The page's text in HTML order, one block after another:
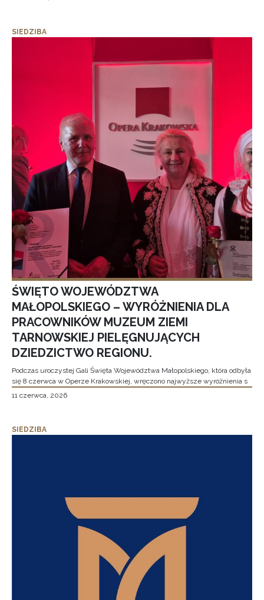
SIEDZIBA
ŚWIĘTO WOJEWÓDZTWA
MAŁOPOLSKIEGO – WYRÓŻNIENIA DLA
PRACOWNIKÓW MUZEUM ZIEMI
TARNOWSKIEJ PIELĘGNUJĄCYCH
DZIEDZICTWO REGIONU.
Podczas uroczystej Gali Święta Województwa Małopolskiego, która odbyła
się 8 czerwca w Operze Krakowskiej, wręczono najwyższe wyróżnienia s
11 czerwca, 2026
SIEDZIBA